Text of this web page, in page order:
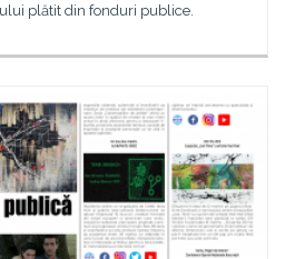
plătit din fonduri publice.